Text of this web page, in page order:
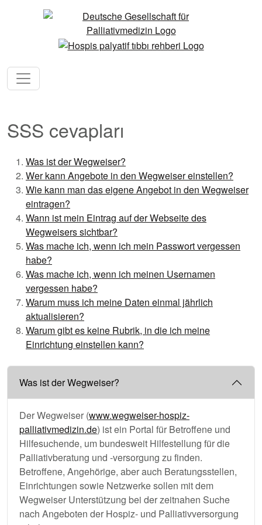
SSS cevapları
Was ist der Wegweiser?
Wer kann Angebote in den Wegweiser einstellen?
Wie kann man das eigene Angebot in den Wegweiser
eintragen?
Wann ist mein Eintrag auf der Webseite des
Wegweisers sichtbar?
Was mache ich, wenn ich mein Passwort vergessen
habe?
Was mache ich, wenn ich meinen Usernamen
vergessen habe?
Warum muss ich meine Daten einmal jährlich
aktualisieren?
Warum gibt es keine Rubrik, in die ich meine
Einrichtung einstellen kann?
Was ist der Wegweiser?
Der Wegweiser (www.wegweiser-hospiz-
palliativmedizin.de) ist ein Portal für Betroffene und
Hilfesuchende, um bundesweit Hilfestellung für die
Palliativberatung und -versorgung zu finden.
Betroffene, Angehörige, aber auch Beratungsstellen,
Einrichtungen sowie Netzwerke sollen mit dem
Wegweiser Unterstützung bei der zeitnahen Suche
nach Angeboten der Hospiz- und Palliativversorgung